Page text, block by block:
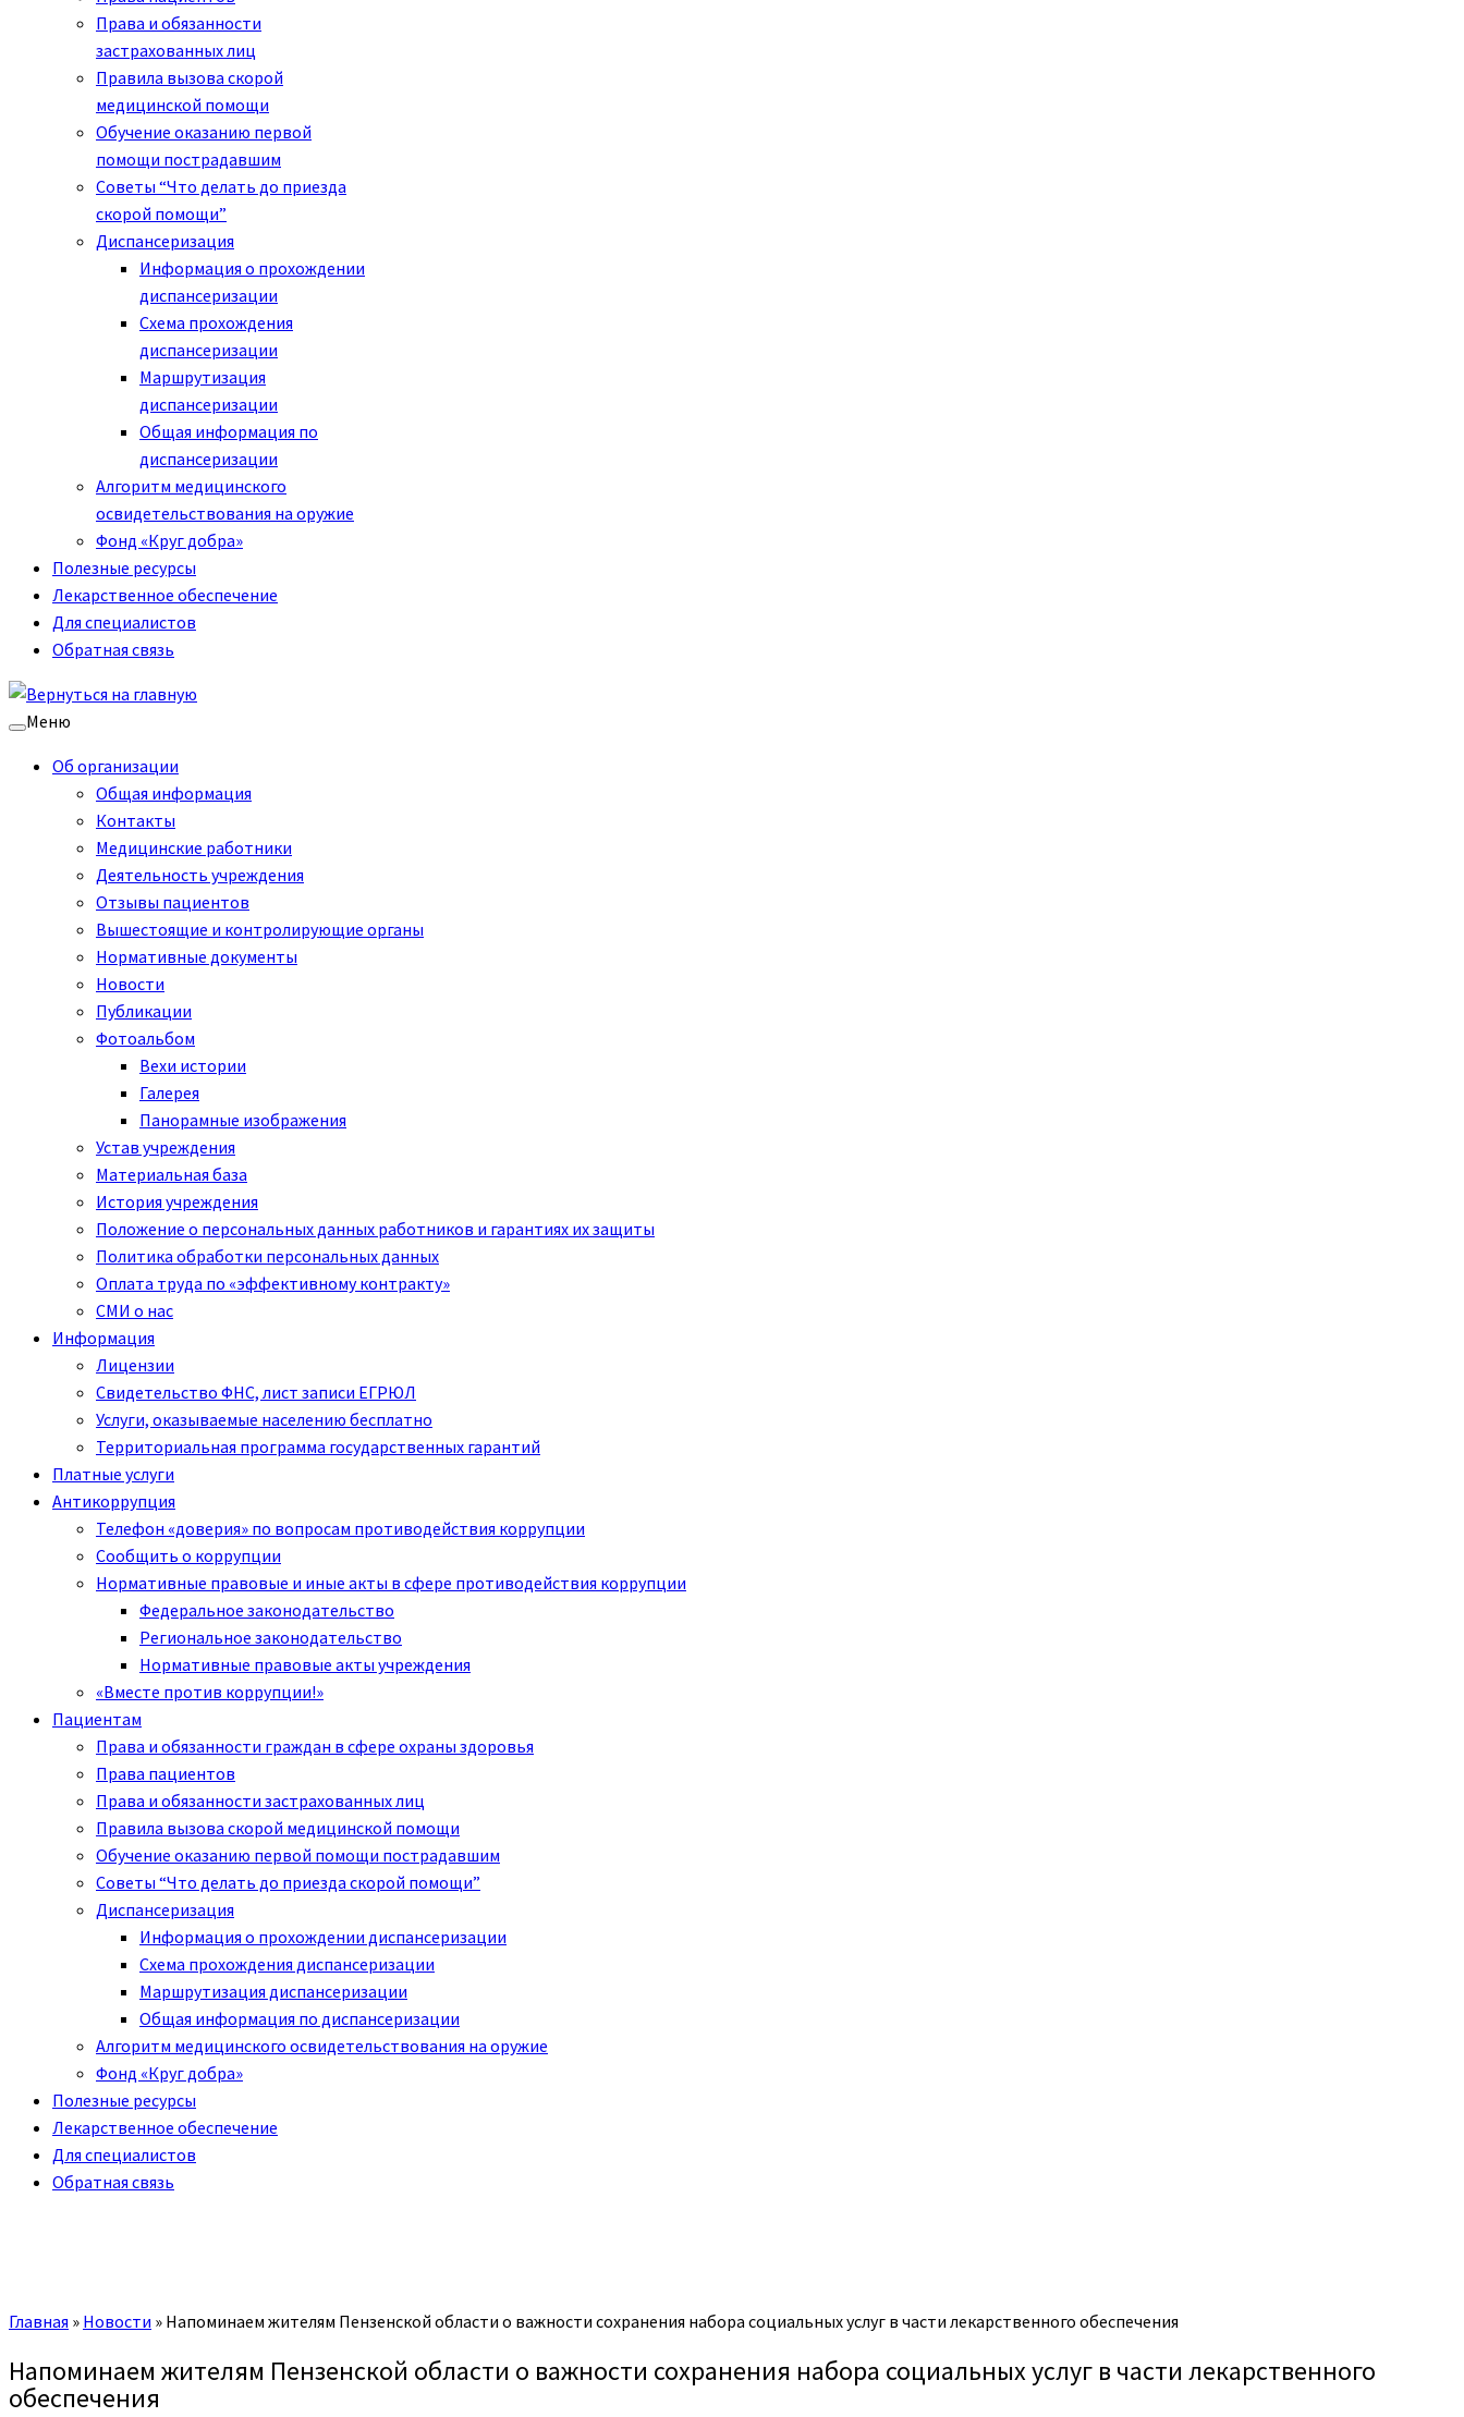
Права и обязанности
застрахованных лиц
Правила вызова скорой
медицинской помощи
Обучение оказанию первой
помощи пострадавшим
Советы “Что делать до приезда
скорой помощи”
Диспансеризация
Информация о прохождении
диспансеризации
Схема прохождения
диспансеризации
Маршрутизация
диспансеризации
Общая информация по
диспансеризации
Алгоритм медицинского
освидетельствования на оружие
Фонд «Круг добра»
Полезные ресурсы
Лекарственное обеспечение
Для специалистов
Обратная связь
Меню
Об организации
Общая информация
Контакты
Медицинские работники
Деятельность учреждения
Отзывы пациентов
Вышестоящие и контролирующие органы
Нормативные документы
Новости
Публикации
Фотоальбом
Вехи истории
Галерея
Панорамные изображения
Устав учреждения
Материальная база
История учреждения
Положение о персональных данных работников и гарантиях их защиты
Политика обработки персональных данных
Оплата труда по «эффективному контракту»
СМИ о нас
Информация
Лицензии
Свидетельство ФНС, лист записи ЕГРЮЛ
Услуги, оказываемые населению бесплатно
Территориальная программа государственных гарантий
Платные услуги
Антикоррупция
Телефон «доверия» по вопросам противодействия коррупции
Сообщить о коррупции
Нормативные правовые и иные акты в сфере противодействия коррупции
Федеральное законодательство
Региональное законодательство
Нормативные правовые акты учреждения
«Вместе против коррупции!»
Пациентам
Права и обязанности граждан в сфере охраны здоровья
Права пациентов
Права и обязанности застрахованных лиц
Правила вызова скорой медицинской помощи
Обучение оказанию первой помощи пострадавшим
Советы “Что делать до приезда скорой помощи”
Диспансеризация
Информация о прохождении диспансеризации
Схема прохождения диспансеризации
Маршрутизация диспансеризации
Общая информация по диспансеризации
Алгоритм медицинского освидетельствования на оружие
Фонд «Круг добра»
Полезные ресурсы
Лекарственное обеспечение
Для специалистов
Обратная связь
Главная » Новости » Напоминаем жителям Пензенской области о важности сохранения набора социальных услуг в части лекарственного обеспечения
Напоминаем жителям Пензенской области о важности сохранения набора социальных услуг в части лекарственного
обеспечения